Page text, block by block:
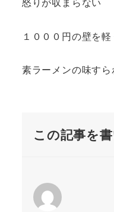
１０００円の壁を
素ラーメンの味す
この記事を